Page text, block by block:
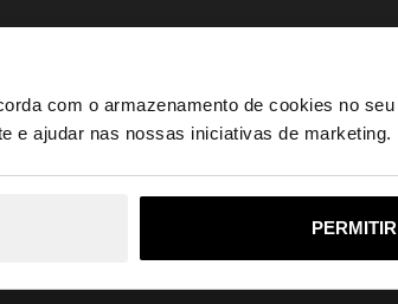
com o armazenamento de cookies no
e ajudar nas nossas iniciativas de marketing.
Deseja navegar no nosso site
Sim,
Brincos brincos compridos efeito cascata